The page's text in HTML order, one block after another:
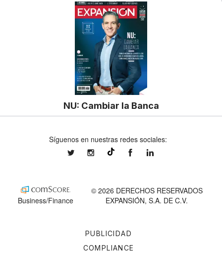
NU: Cambiar la Banca
PUBLICIDAD
COMPLIANCE
Síguenos en nuestras redes sociales:
expansionmxexpansionmx ExpansionMex
Business/Finance
© 2026 DERECHOS RESERVADOS
EXPANSIÓN, S.A. DE C.V.